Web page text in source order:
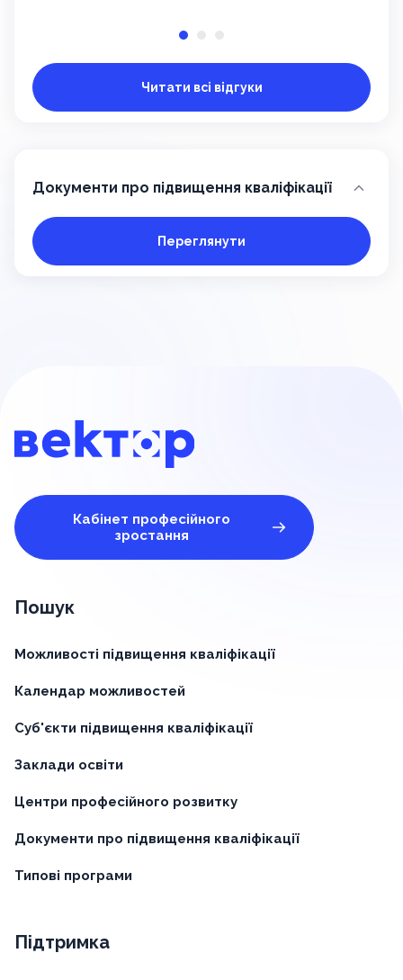
Читати всі відгуки
Документи про підвищення кваліфікації
Переглянути
Кабінет професійного
зростання
Пошук
Можливості підвищення кваліфікації
Календар можливостей
Суб'єкти підвищення кваліфікації
Заклади освіти
Центри професійного розвитку
Документи про підвищення кваліфікації
Типові програми
Підтримка